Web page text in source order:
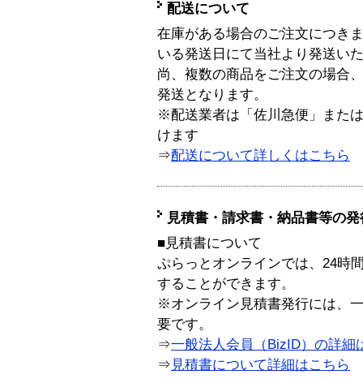
配送について
在庫がある場合のご注文につき
いる発送日にて当社より発送い
尚、複数の商品をご注文の場合
発送となります。
※配送業者は「佐川急便」また
けます
⇒配送について詳しくはこちら
見積書・請求書・納品書等の
■見積書について
ぷらっとオンラインでは、24時
することができます。
※オンライン見積書発行には、
要です。
⇒一般法人会員（BizID）の詳細
⇒ 見積書について詳細はこちら